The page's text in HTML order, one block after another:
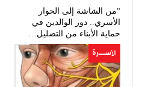
“من الشاشة إلى الحوار
الأسري.. دور الوالدين في
حماية الأبناء من التضليل…
الأســــــرة